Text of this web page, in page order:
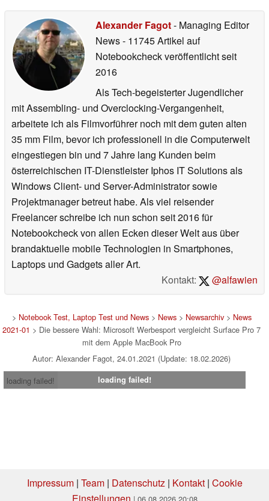
Alexander Fagot- Managing Editor
News- 11745 Artikel auf
Notebookcheck veröffentlichtseit
2016
Als Tech-begeisterter Jugendlicher
mit Assembling- und Overclocking-Vergangenheit,
arbeitete ich als Filmvorführer noch mit dem guten alten
35 mm Film, bevor ich professionell in die Computerwelt
eingestiegen bin und 7 Jahre lang Kunden beim
österreichischen IT-Dienstleister Iphos IT Solutions als
Windows Client- und Server-Administrator sowie
Projektmanager betreut habe. Als viel reisender
Freelancer schreibe ich nun schon seit 2016 für
Notebookcheck von allen Ecken dieser Welt aus über
brandaktuelle mobile Technologien in Smartphones,
Laptops und Gadgets aller Art.
Kontakt:
@alfawien
> Notebook Test, Laptop Test und News> News> Newsarchiv> News
2021-01 > Die bessere Wahl: Microsoft Werbesport vergleicht Surface Pro 7
mit dem Apple MacBook Pro
Autor: Alexander Fagot, 24.01.2021 (Update: 18.02.2026)
loading failed!
loading failed!
Impressum| Team| Datenschutz| Kontakt| Cookie
Einstellungen